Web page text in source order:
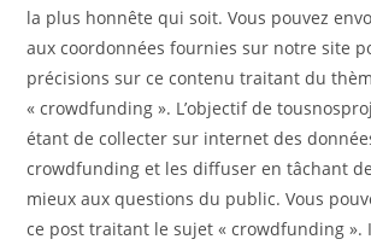
la plus honnête qui soit. Vous pouvez
aux coordonnées fournies sur notre site
précisions sur ce contenu traitant du
« crowdfunding ». L’objectif de
étant de collecter sur internet des
crowdfunding et les diffuser en tâchant
mieux aux questions du public. Vous
ce post traitant le sujet « crowdfunding ».